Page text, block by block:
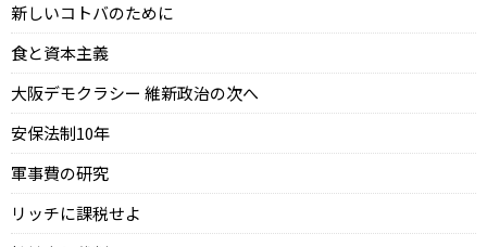
新しいコトバのために
食と資本主義
大阪デモクラシー 維新政治の次へ
安保法制10年
軍事費の研究
リッチに課税せよ